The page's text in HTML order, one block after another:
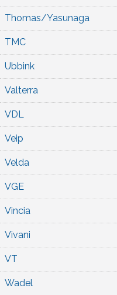
Thomas/Yasunaga
TMC
Ubbink
Valterra
VDL
Veip
Velda
VGE
Vincia
Vivani
VT
Wadel